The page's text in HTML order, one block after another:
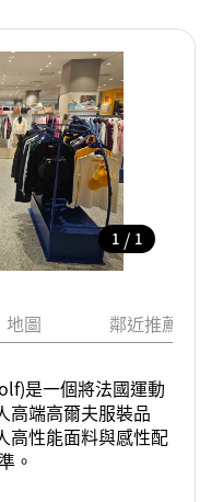
1 / 1
地圖 鄰近推薦景點
是一個將法國運動
高端高爾夫服裝品
高性能面料與感性配
。